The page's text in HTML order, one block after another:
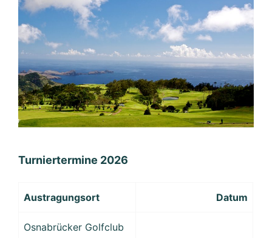
Turniertermine 2026
Austragungsort Datum
Osnabrücker Golfclub